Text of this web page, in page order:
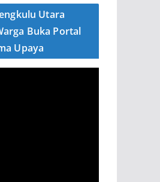
Utara
Buka Portal
Upaya